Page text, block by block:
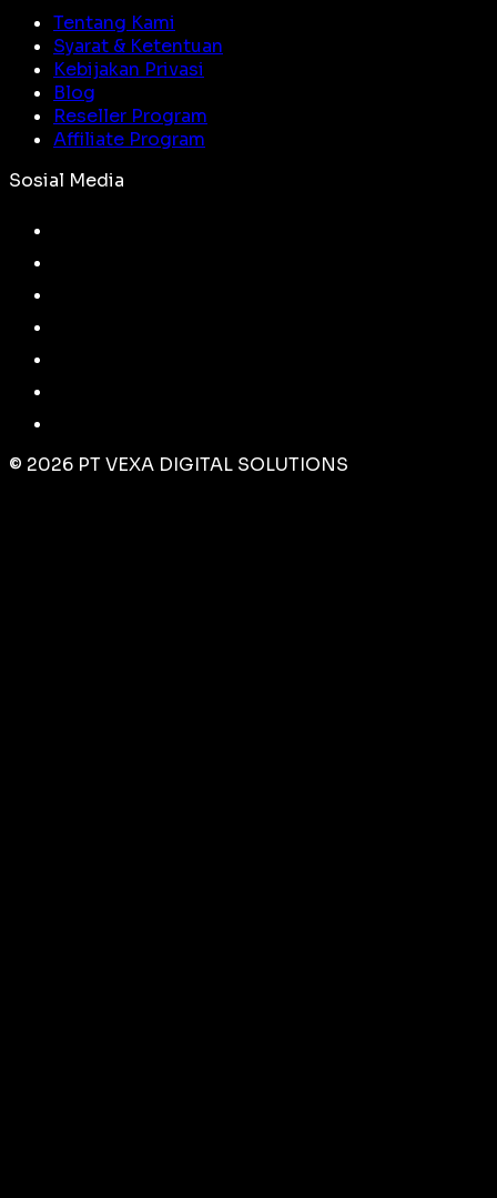
Tentang Kami
Syarat & Ketentuan
Kebijakan Privasi
Blog
Reseller Program
Affiliate Program
Sosial Media
© 2026 PT VEXA DIGITAL SOLUTIONS